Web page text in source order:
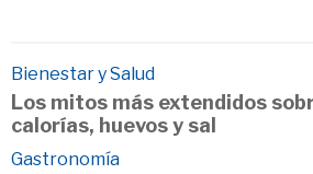
Bienestar y Salud
Los mitos más extendidos
calorías, huevos y sal
Gastronomía